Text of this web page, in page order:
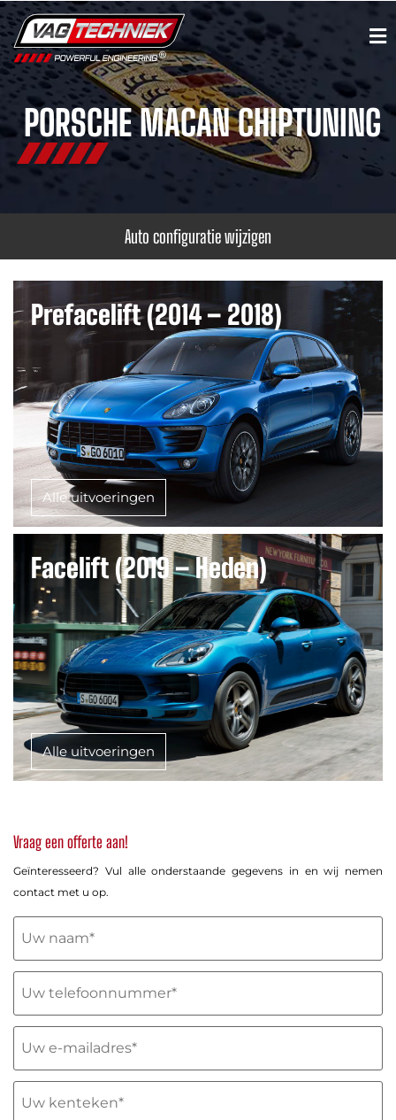
PORSCHE MACAN CHIPTUNING
Auto configuratie wijzigen
Prefacelift (2014 – 2018)
Alle uitvoeringen
Facelift (2019 – Heden)
Alle uitvoeringen
Vraag een offerte aan!
Geïnteresseerd? Vul alle onderstaande gegevens in en wij nemen
contact met u op.
Uw
naam
(Vereist)
Telefoon
(Vereist)
E-
mailadres
(Vereist)
Uw
kenteken
(Vereist)